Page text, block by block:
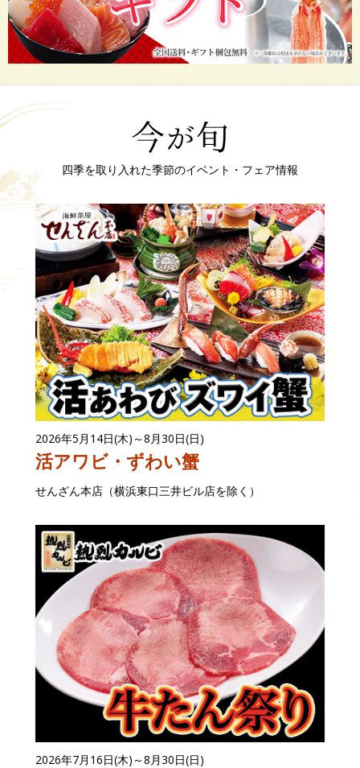
四季を取り入れた季節のイベント・フェア情報
2026年5月14日(木)～8月30日(日)
活アワビ・ずわい蟹
せんざん本店（横浜東口三井ビル店を除く）
2026年7月16日(木)～8月30日(日)